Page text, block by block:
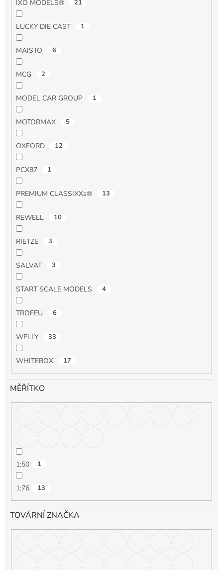
IXO MODELS® 21
LUCKY DIE CAST 1
MAISTO 6
MCG 2
MODEL CAR GROUP 1
MOTORMAX 5
OXFORD 12
PCX87 1
PREMIUM CLASSIXXs® 13
REWELL 10
RIETZE 3
SALVAT 3
START SCALE MODELS 4
TROFEU 6
WELLY 33
WHITEBOX 17
MĚŘÍTKO
1:50 1
1:76 13
TOVÁRNÍ ZNAČKA